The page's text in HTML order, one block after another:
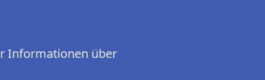
Informationen über